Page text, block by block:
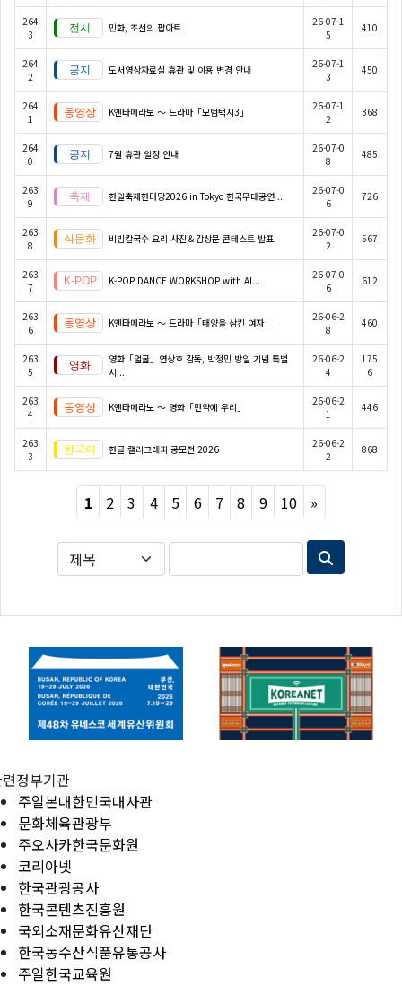
264
3
민화, 조선의 팝아트
26-07-1
5
410
264
2
도서영상자료실 휴관 및 이용 변경 안내
26-07-1
3
450
264
1
K엔타메라보 ～ 드라마「모범택시3」
26-07-1
2
368
264
0
7월 휴관 일정 안내
26-07-0
8
485
263
9
한일축제한마당2026 in Tokyo 한국무대공연 ...
26-07-0
6
726
263
8
비빔칼국수 요리 사진＆감상문 콘테스트 발표
26-07-0
2
567
263
7
K-POP DANCE WORKSHOP with AI...
26-07-0
6
612
263
6
K엔타메라보 ～ 드라마「태양을 삼킨 여자」
26-06-2
8
460
263
5
영화「얼굴」연상호 감독, 박정민 방일 기념 특별
시...
26-06-2
4
175
6
263
4
K엔타메라보 ～ 영화「만약에 우리」
26-06-2
1
446
263
3
한글 캘리그래피 공모전 2026
26-06-2
2
868
1 2 3 4 5 6 7 8 9 10 »
정부기관
주일본대한민국대사관
문화체육관광부
주오사카한국문화원
코리아넷
한국관광공사
한국콘텐츠진흥원
국외소재문화유산재단
한국농수산식품유통공사
주일한국교육원